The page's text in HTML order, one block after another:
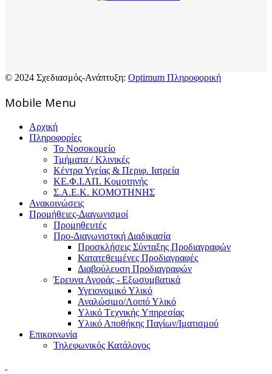
© 2024 Σχεδιασμός-Ανάπτυξη: Optimum Πληροφορική
Mοbile Menu
Αρχική
Πληροφορίες
Το Νοσοκομείο
Τμήματα / Κλινικές
Κέντρα Υγείας & Περιφ. Ιατρεία
ΚΕ.Φ.Ι.ΑΠ. Κομοτηνής
Σ.Α.Ε.Κ. ΚΟΜΟΤΗΝΗΣ
Ανακοινώσεις
Προμήθειες-Διαγωνισμοί
Προμηθευτές
Προ-Διαγωνιστική Διαδικασία
Προσκλήσεις Σύνταξης Προδιαγραφών
Κατατεθειμένες Προδιαγραφές
Διαβούλευση Προδιαγραφών
Έρευνα Αγοράς - Εξωσυμβατικά
Υγειονομικό Υλικό
Αναλώσιμο/Λοιπό Υλικό
Υλικό Tεχνικής Yπηρεσίας
Υλικό Αποθήκης Παγίων/Ιματισμού
Επικοινωνία
Τηλεφωνικός Κατάλογος